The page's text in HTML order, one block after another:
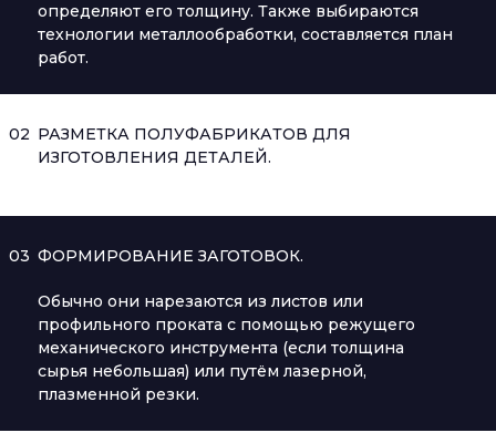
определяют его толщину. Также выбираются
технологии металлообработки, составляется план
работ.
02 РАЗМЕТКА ПОЛУФАБРИКАТОВ ДЛЯ
ИЗГОТОВЛЕНИЯ ДЕТАЛЕЙ.
03 ФОРМИРОВАНИЕ ЗАГОТОВОК.
Обычно они нарезаются из листов или
профильного проката с помощью режущего
механического инструмента (если толщина
сырья небольшая) или путём лазерной,
плазменной резки.